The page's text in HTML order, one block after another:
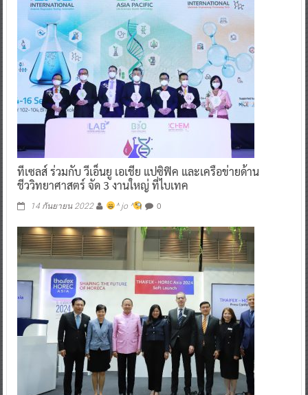
ทีเซลส์ ร่วมกับ วีเอ็นยู เอเชีย แปซิฟิค และเครือข่ายด้าน
ชีววิทยาศาสตร์ จัด 3 งานใหญ่ ที่ไบเทค
14 กันยายน 2022 ^ jo ^ 0